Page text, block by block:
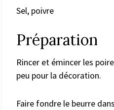
Sel, poivre
Préparation
Rincer et émincer les
peu pour la décoration.
Faire fondre le beurre